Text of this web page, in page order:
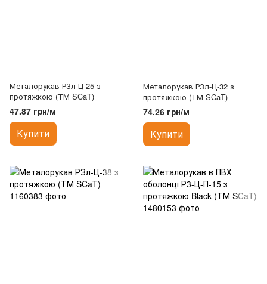
Металорукав РЗл-Ц-25 з
протяжкою (ТМ SCaT)
47.87 грн/м
Купити
Металорукав РЗл-Ц-32 з
протяжкою (ТМ SCaT)
74.26 грн/м
Купити